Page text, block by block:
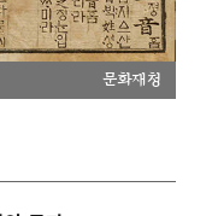
문화재청